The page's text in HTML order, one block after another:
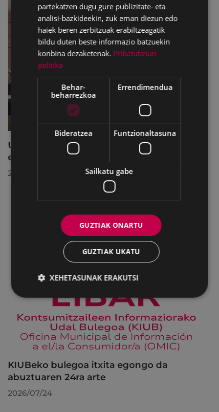
Udalbatzak 2026ko uztailaren 27an
egindako bilkuran hartutako erabakiak
2026/07/28
KIUBeko bulegoa itxita egongo da
abuztuaren 24ra arte
2026/07/24
partekatzen dugu gure publizitate- eta
analisi-bazkideekin, zuk eman diezun edo
haiek beren zerbitzuak erabiltzeagatik
bildu duten beste informazio batzuekin
konbina dezaketenak. Pribatutasun-
politika
Behar-
beharrezkoa
Errendimendua
Bideratzea Funtzionaltasuna
Sailkatu gabe
GUZTIAK ONARTU
GUZTIAK UKATU
XEHETASUNAK ERAKUTSI